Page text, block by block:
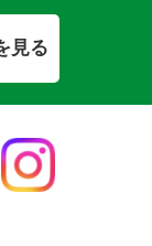
見る